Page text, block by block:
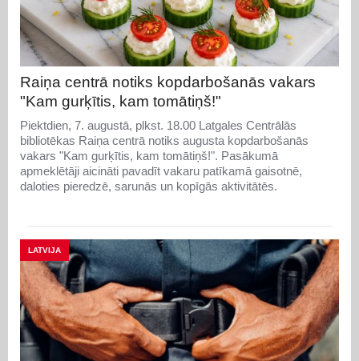
Raiņa centrā notiks kopdarbošanās vakars
"Kam gurķītis, kam tomātiņš!"
Piektdien, 7. augustā, plkst. 18.00 Latgales Centrālās
bibliotēkas Raiņa centrā notiks augusta kopdarbošanās
vakars "Kam gurķītis, kam tomātiņš!". Pasākumā
apmeklētāji aicināti pavadīt vakaru patīkamā gaisotnē,
daloties pieredzē, sarunās un kopīgās aktivitātēs.
LATVIJA